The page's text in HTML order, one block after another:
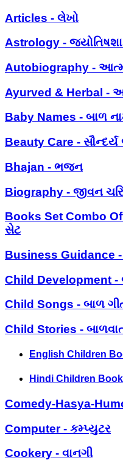
Articles - લેખો
Astrology -
Autobiography -
Ayurved & Herbal -
Baby Names - બાળ
Beauty Care -
Bhajan - ભજન
Biography - જીવન
Books Set Combo
સેટ
Business Guidance -
Child Development -
Child Songs - બાળ
Child Stories -
English Children
Hindi Children
Comedy-Hasya-
Computer - કમ્પ્યુટર
Cookery - વાનગી